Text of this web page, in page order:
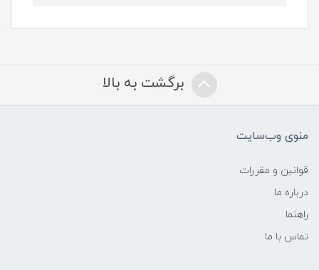
برگشت به بالا
منوی وب‌سایت
قوانین و مقررات
درباره ما
راهنما
تماس با ما